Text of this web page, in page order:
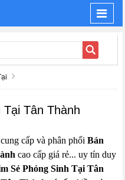
Tân Thành
cấp và phân phốiBán
cao cấp giá rẻ... uy tín duy
Sẻ Phóng Sinh Tại Tân